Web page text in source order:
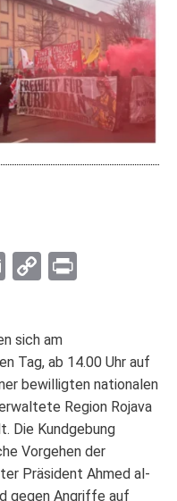
Email
Copy
sich am
Tag, ab 14.00 Uhr auf
bewilligten nationalen
Region Rojava
Die Kundgebung
Vorgehen der
Präsident Ahmed al-
gegen Angriffe auf